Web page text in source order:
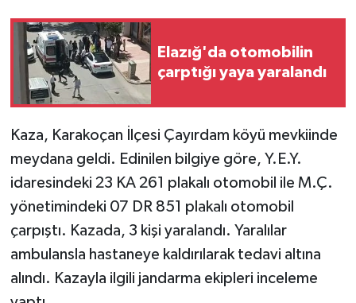
Elazığ'da otomobilin
çarptığı yaya yaralandı
Kaza, Karakoçan İlçesi Çayırdam köyü mevkiinde
meydana geldi. Edinilen bilgiye göre, Y.E.Y.
idaresindeki 23 KA 261 plakalı otomobil ile M.Ç.
yönetimindeki 07 DR 851 plakalı otomobil
çarpıştı. Kazada, 3 kişi yaralandı. Yaralılar
ambulansla hastaneye kaldırılarak tedavi altına
alındı. Kazayla ilgili jandarma ekipleri inceleme